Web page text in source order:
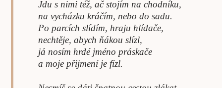
Jdu s nimi též, ač stojím na chodníku,
na vycházku kráčím, nebo do sadu.
Po parcích slídím, hraju hlídače,
nechtěje, abych ňákou slízl,
já nosím hrdé jméno práskače
a moje přijmení je fízl.